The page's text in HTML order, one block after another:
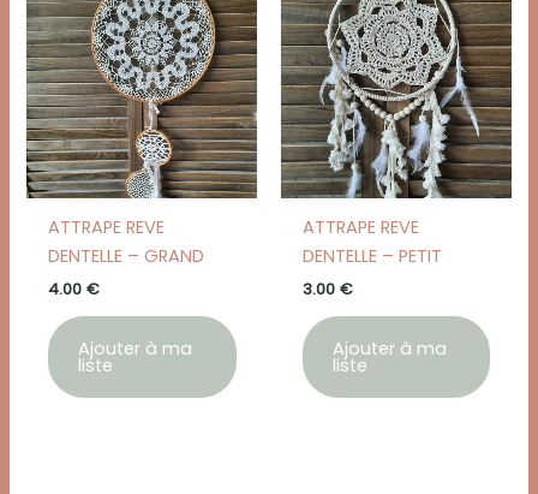
ATTRAPE REVE
DENTELLE – GRAND
4.00 €
Ajouter à ma
liste
ATTRAPE REVE
DENTELLE – PETIT
3.00 €
Ajouter à ma
liste